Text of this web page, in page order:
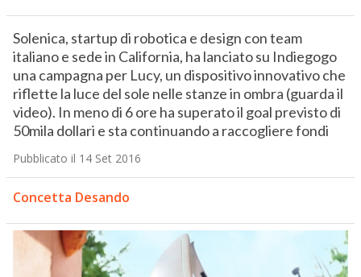
Solenica, startup di robotica e design con team
italiano e sede in California, ha lanciato su Indiegogo
una campagna per Lucy, un dispositivo innovativo che
riflette la luce del sole nelle stanze in ombra (guarda il
video). In meno di 6 ore ha superato il goal previsto di
50mila dollari e sta continuando a raccogliere fondi
Pubblicato il 14 Set 2016
Concetta Desando